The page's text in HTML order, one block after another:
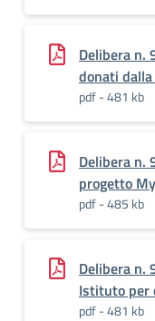
Delibera n.
donati dalla
pdf - 481 kb
Delibera n.
progetto
pdf - 485 kb
Delibera n.
Istituto per
pdf - 481 kb